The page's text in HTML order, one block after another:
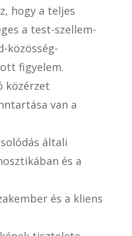
hogy a teljes
a test-szellem-
közösség-
figyelem.
közérzet
van a
általi
és a
és a kliens